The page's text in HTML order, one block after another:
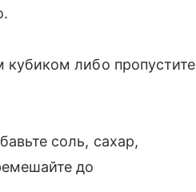
либо пропустите
соль, сахар,
до